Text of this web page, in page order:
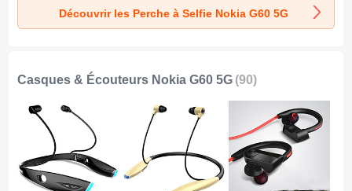
T34 pour Nokia
G60 5G Or et Noir
T32 pour Nokia
G60 5G Noir
T31 pour Nokia
G60 5G Bleu
Découvrir les Perche à Selfie Nokia G60 5G
Casques & Écouteurs Nokia G60 5G (90)